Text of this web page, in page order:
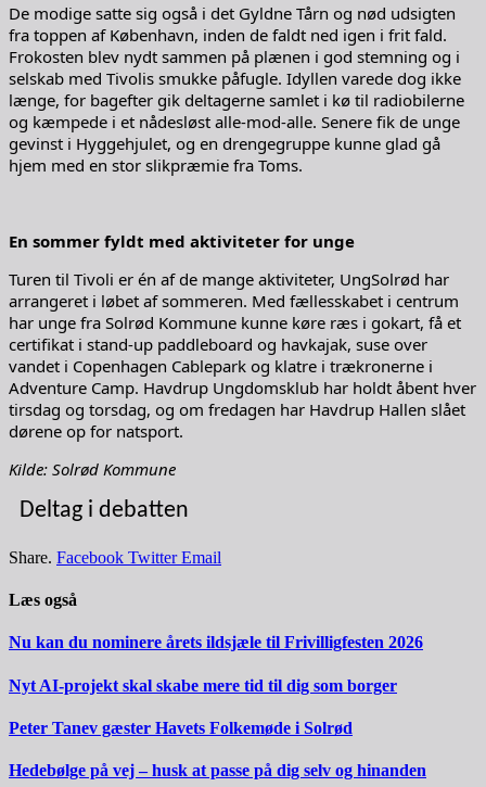
De modige satte sig også i det Gyldne Tårn og nød udsigten
fra toppen af København, inden de faldt ned igen i frit fald.
Frokosten blev nydt sammen på plænen i god stemning og i
selskab med Tivolis smukke påfugle. Idyllen varede dog ikke
længe, for bagefter gik deltagerne samlet i kø til radiobilerne
og kæmpede i et nådesløst alle-mod-alle. Senere fik de unge
gevinst i Hyggehjulet, og en drengegruppe kunne glad gå
hjem med en stor slikpræmie fra Toms.
En sommer fyldt med aktiviteter for unge
Turen til Tivoli er én af de mange aktiviteter, UngSolrød har
arrangeret i løbet af sommeren. Med fællesskabet i centrum
har unge fra Solrød Kommune kunne køre ræs i gokart, få et
certifikat i stand-up paddleboard og havkajak, suse over
vandet i Copenhagen Cablepark og klatre i trækronerne i
Adventure Camp. Havdrup Ungdomsklub har holdt åbent hver
tirsdag og torsdag, og om fredagen har Havdrup Hallen slået
dørene op for natsport.
Kilde: Solrød Kommune
Deltag i debatten
Share. Facebook Twitter Email
Læs også
Nu kan du nominere årets ildsjæle til Frivilligfesten 2026
Nyt AI-projekt skal skabe mere tid til dig som borger
Peter Tanev gæster Havets Folkemøde i Solrød
Hedebølge på vej – husk at passe på dig selv og hinanden